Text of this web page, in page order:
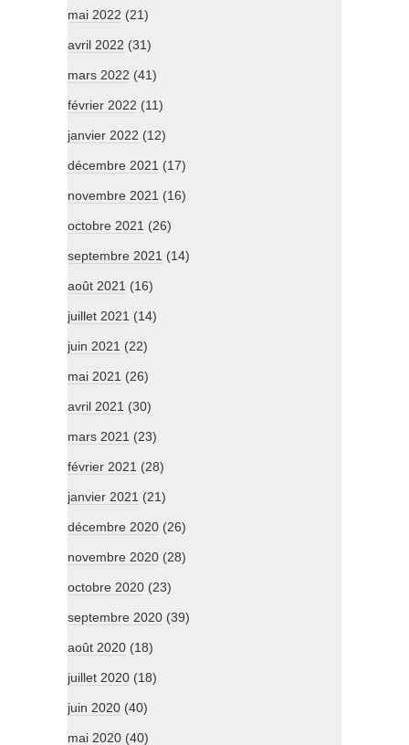
mai 2022 (21)
avril 2022 (31)
mars 2022 (41)
février 2022 (11)
janvier 2022 (12)
décembre 2021 (17)
novembre 2021 (16)
octobre 2021 (26)
septembre 2021 (14)
août 2021 (16)
juillet 2021 (14)
juin 2021 (22)
mai 2021 (26)
avril 2021 (30)
mars 2021 (23)
février 2021 (28)
janvier 2021 (21)
décembre 2020 (26)
novembre 2020 (28)
octobre 2020 (23)
septembre 2020 (39)
août 2020 (18)
juillet 2020 (18)
juin 2020 (40)
mai 2020 (40)